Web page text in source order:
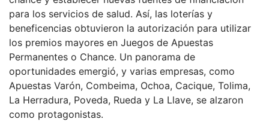
para los servicios de salud. Así, las loterías y
beneficencias obtuvieron la autorización para utilizar
los premios mayores en Juegos de Apuestas
Permanentes o Chance. Un panorama de
oportunidades emergió, y varias empresas, como
Apuestas Varón, Combeima, Ochoa, Cacique, Tolima,
La Herradura, Poveda, Rueda y La Llave, se alzaron
como protagonistas.